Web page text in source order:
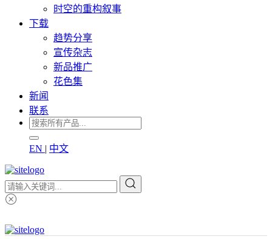
时空的重构叙事
下载
趋势分享
宣传杂志
新品推广
花色集
新闻
联系
EN | 中文